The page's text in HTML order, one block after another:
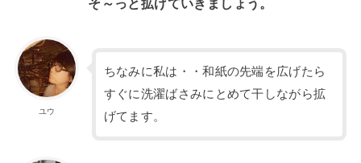
そ～っと拡げていきましょう。
ユウ
ちなみに私は・・和紙の先端を広げたら
すぐに洗濯ばさみにとめて干しながら拡
げてます。